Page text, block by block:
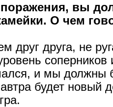
вы
О чем
друг друга, не
соперников
и мы должны
будет новый